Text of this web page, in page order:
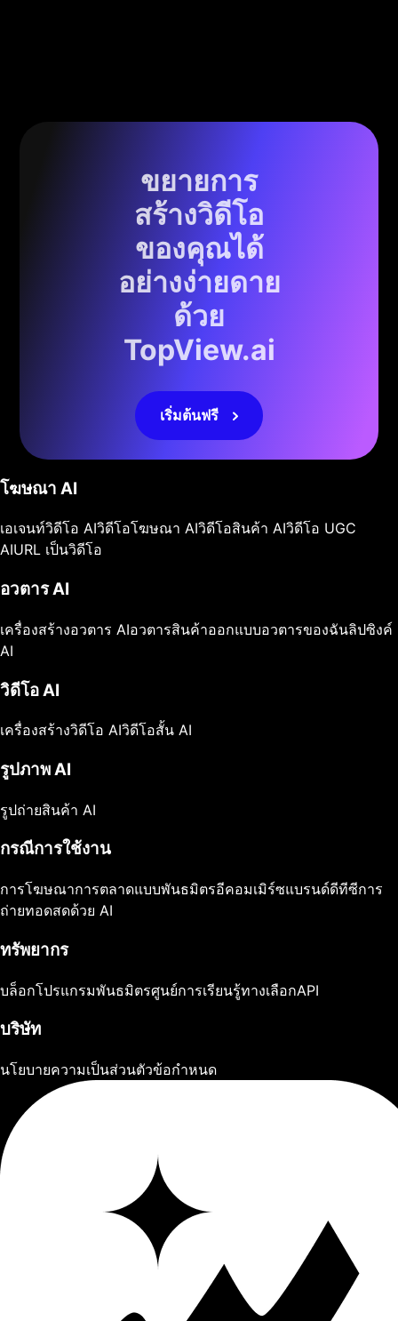
ขยายการ
สร้างวิดีโอ
ของคุณได้
อย่างง่ายดาย
ด้วย
TopView.ai
เริ่มต้นฟรี
โฆษณา AI
เอเจนท์วิดีโอ AIวิดีโอโฆษณา AIวิดีโอสินค้า AIวิดีโอ UGC
AIURL เป็นวิดีโอ
อวตาร AI
เครื่องสร้างอวตาร AIอวตารสินค้าออกแบบอวตารของฉันลิปซิงค์
AI
วิดีโอ AI
เครื่องสร้างวิดีโอ AIวิดีโอสั้น AI
รูปภาพ AI
รูปถ่ายสินค้า AI
กรณีการใช้งาน
การโฆษณาการตลาดแบบพันธมิตรอีคอมเมิร์ซแบรนด์ดีทีซีการ
ถ่ายทอดสดด้วย AI
ทรัพยากร
บล็อกโปรแกรมพันธมิตรศูนย์การเรียนรู้ทางเลือกAPI
บริษัท
นโยบายความเป็นส่วนตัวข้อกำหนด